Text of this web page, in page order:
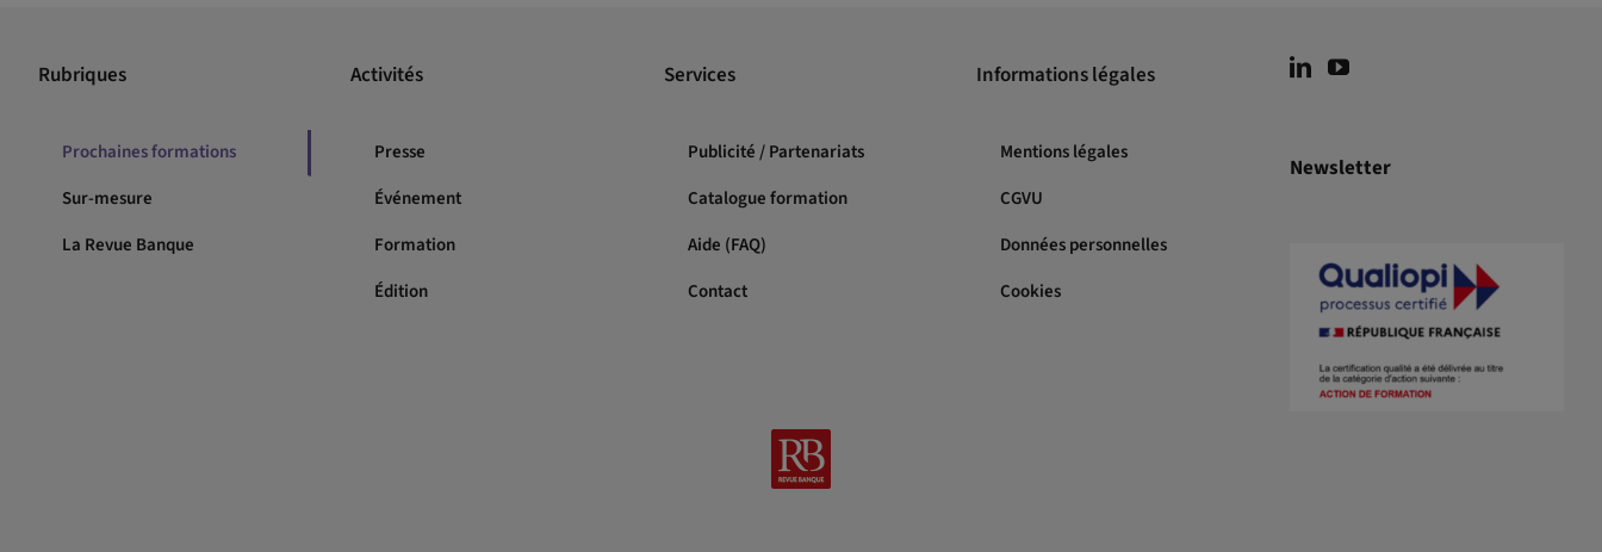
Rubriques
Prochaines formations
Sur-mesure
La Revue Banque
Activités
Presse
Événement
Formation
Édition
Services
Publicité / Partenariats
Catalogue formation
Aide (FAQ)
Contact
Informations légales
Mentions légales
CGVU
Données personnelles
Cookies
Newsletter